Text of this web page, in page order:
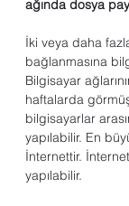
ağında dosya
İki veya daha
bağlanmasına
Bilgisayar
haftalarda
bilgisayarlar
yapılabilir. En
İnternettir.
yapılabilir.